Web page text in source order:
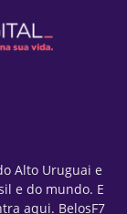
Alto Uruguai e
e do mundo. E
aqui. BelosF7